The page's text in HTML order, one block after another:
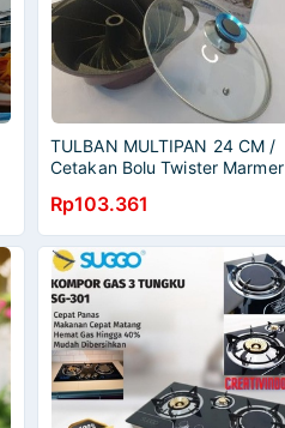
TULBAN MULTIPAN 24 CM /
Cetakan Bolu Twister Marmer
Rp103.361